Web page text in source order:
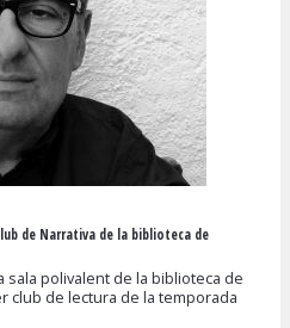
de Narrativa de la biblioteca de
sala polivalent de la biblioteca de
club de lectura de la temporada